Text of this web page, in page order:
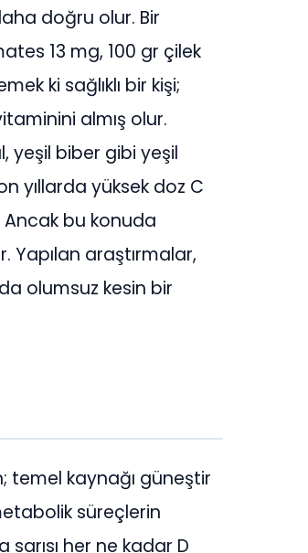
doğru olur. Bir
13 mg, 100 gr çilek
ki sağlıklı bir kişi;
almış olur.
yeşil biber gibi yeşil
yıllarda yüksek doz C
bu konuda
Yapılan araştırmalar,
olumsuz kesin bir
temel kaynağı güneştir
süreçlerin
her ne kadar D